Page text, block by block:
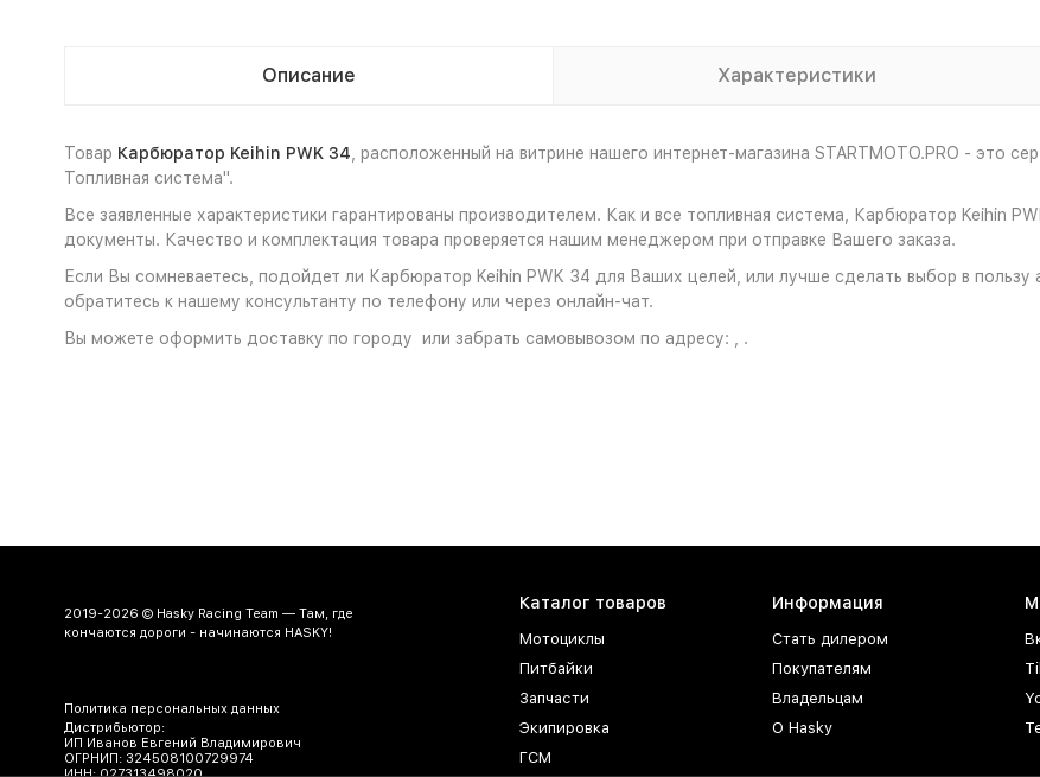
Описание Характеристики
Товар Карбюратор Keihin PWK 34 , расположенный на витрине нашего интернет-магазина STARTMOTO.PRO - это
Топливная система".
Все заявленные характеристики гарантированы производителем. Как и все топливная система, Карбюратор Keihin
документы. Качество и комплектация товара проверяется нашим менеджером при отправке Вашего заказа.
Если Вы сомневаетесь, подойдет ли Карбюратор Keihin PWK 34 для Ваших целей, или лучше сделать выбор в пользу
обратитесь к нашему консультанту по телефону или через онлайн-чат.
Вы можете оформить доставку по городу или забрать самовывозом по адресу: , .
2019-2026 © Hasky Racing Team — Там, где
кончаются дороги - начинаются HASKY!
Политика персональных данных
Дистрибьютор:
ИП Иванов Евгений Владимирович
ОГРНИП: 324508100729974
Каталог товаров
Мотоциклы
Питбайки
Запчасти
Экипировка
ГСМ
Информация
Стать дилером
Покупателям
Владельцам
О Hasky